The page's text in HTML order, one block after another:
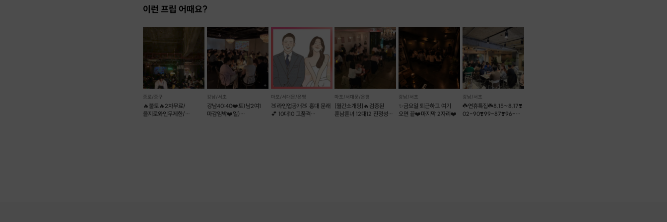
이런 프립 어때요?
종로/중구
🔥불토🔥2차무료/
을지로와인무제한/
강남/서초
강남40:40❤️토)남2여1
마감임박❤️일)
마포/서대문/은평
🍑라인업공개🍑 홍대 문래
💕 10대10 고품격
마포/서대문/은평
[월간소개팅]🔥검증된
훈남훈녀 12대12 진정성
강남/서초
✨금요일 퇴근하고 여기
오면 끝❤️마지막 2자리❤️
강남/서초
☘️연휴특집☘️8.15~8.17❣️
02-90❣️99-87❣️96-